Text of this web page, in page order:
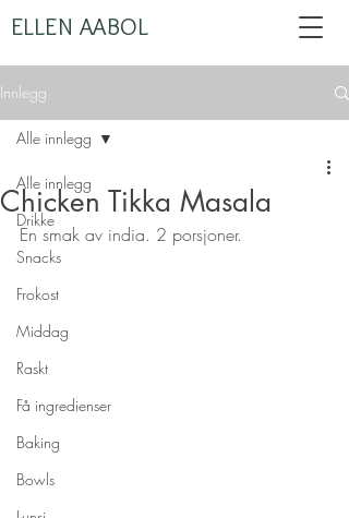
ELLEN AABOL
Innlegg
Alle innlegg
Drikke
Snacks
Frokost
Middag
Raskt
Få ingredienser
Baking
Bowls
Alle innlegg
Chicken Tikka Masala
En smak av india. 2 porsjoner.